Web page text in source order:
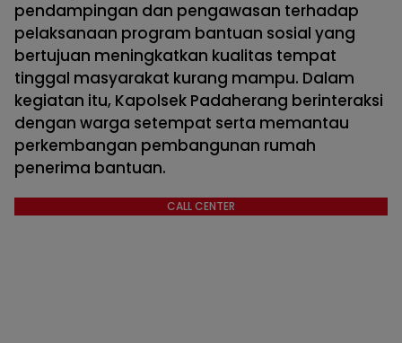
pendampingan dan pengawasan terhadap
pelaksanaan program bantuan sosial yang
bertujuan meningkatkan kualitas tempat
tinggal masyarakat kurang mampu. Dalam
kegiatan itu, Kapolsek Padaherang berinteraksi
dengan warga setempat serta memantau
perkembangan pembangunan rumah
penerima bantuan.
CALL CENTER